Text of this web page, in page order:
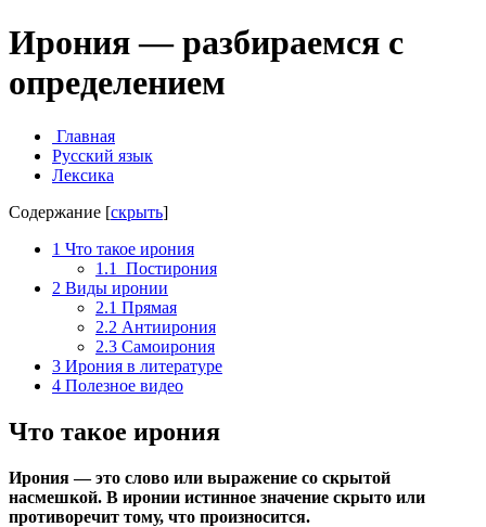
Ирония — разбираемся с
определением
Главная
Русский язык
Лексика
Содержание [скрыть]
1 Что такое ирония
1.1
Постирония
2 Виды иронии
2.1 Прямая
2.2 Антиирония
2.3 Самоирония
3 Ирония в литературе
4 Полезное видео
Что такое ирония
Ирония — это слово или выражение со скрытой
насмешкой. В иронии истинное значение скрыто или
противоречит тому, что произносится.